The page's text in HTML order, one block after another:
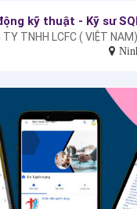
kỹ thuật - Kỹ sư
TY TNHH LCFC ( VIỆT NAM)